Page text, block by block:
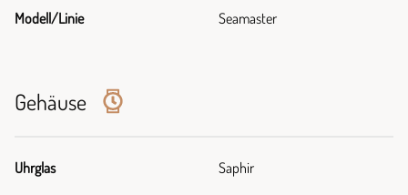
Modell/Linie Seamaster
Gehäuse
Uhrglas Saphir